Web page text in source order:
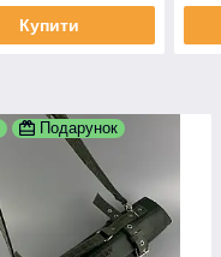
Купити
Подарунок